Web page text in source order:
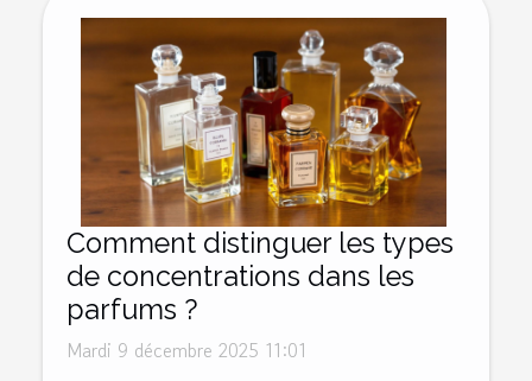
Comment distinguer les types
de concentrations dans les
parfums ?
Mardi 9 décembre 2025 11:01